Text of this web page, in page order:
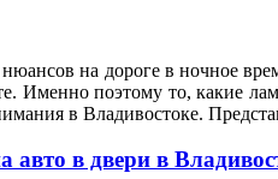
на дороге в ночное
Именно поэтому то, какие
в Владивостоке.
авто в двери в